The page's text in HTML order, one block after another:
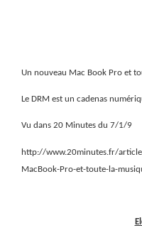
Un nouveau Mac Book Pro et
Le DRM est un cadenas
Vu dans 20 Minutes du 7/1/9
http://www.20minutes.fr/
MacBook-Pro-et-toute-la-